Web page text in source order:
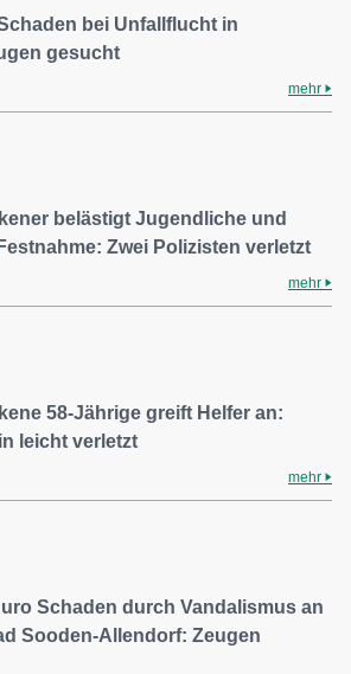
bei Unfallflucht in
gesucht
mehr
belästigt Jugendliche und
Zwei Polizisten verletzt
mehr
58-Jährige greift Helfer an:
leicht verletzt
mehr
Schaden durch Vandalismus an
Sooden-Allendorf: Zeugen